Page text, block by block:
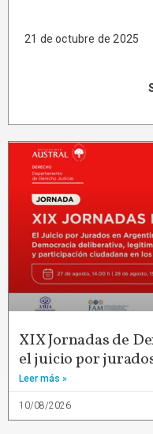
21 de octubre de 2025
XIX Jornadas de
el juicio por
Leer más »
10/08/2026